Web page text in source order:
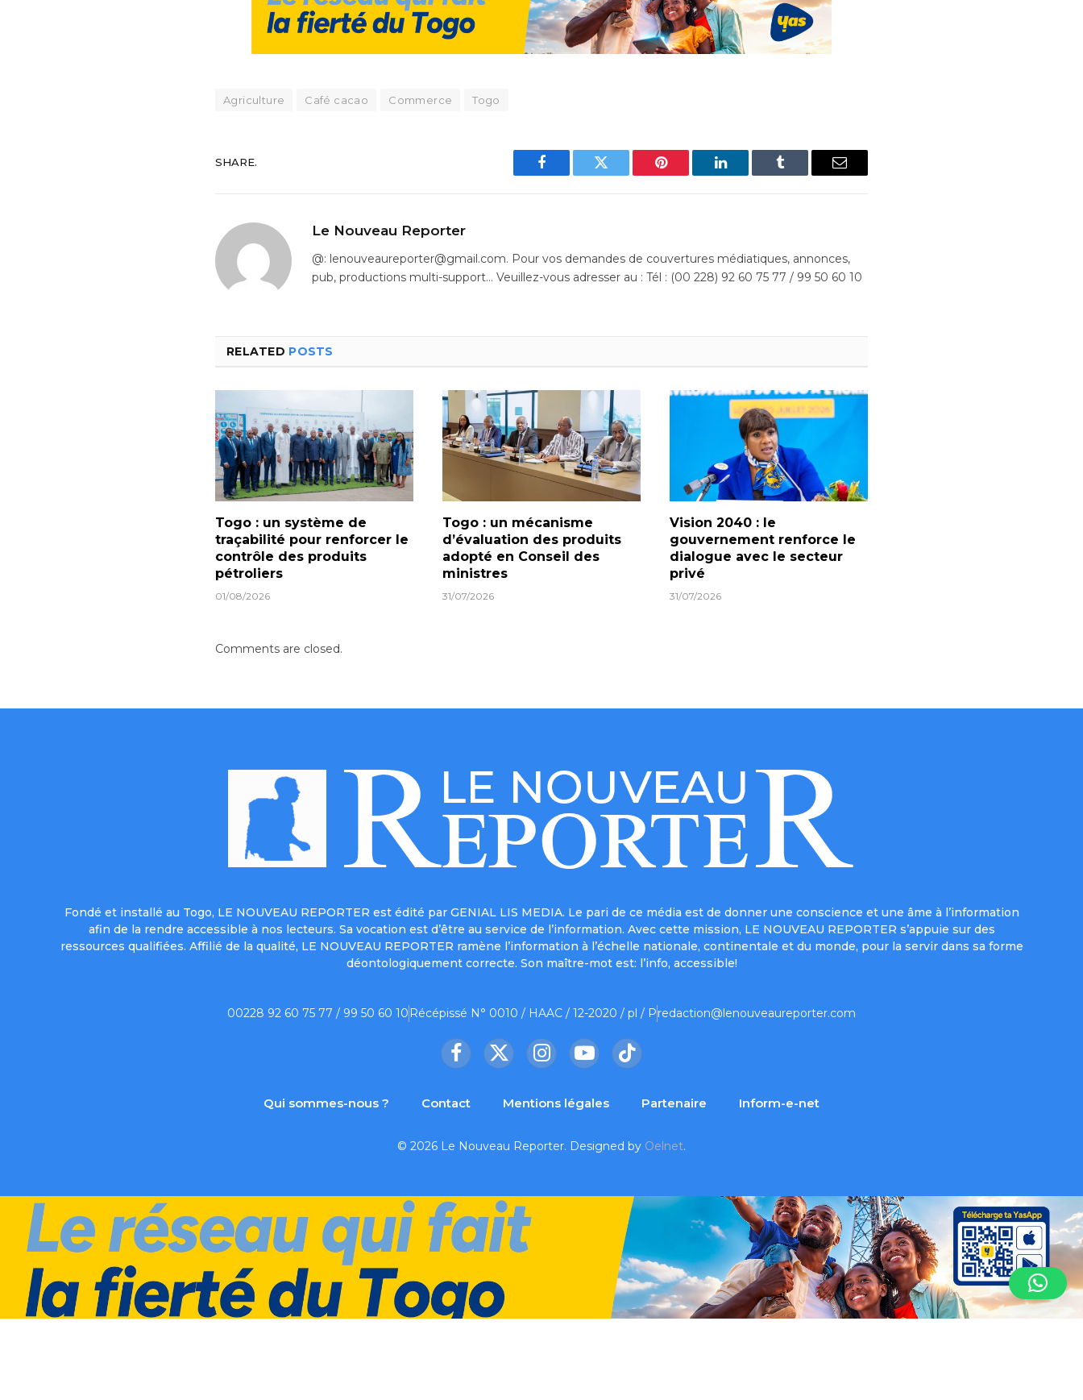
Agriculture Café cacao Commerce Togo
SHARE.
Facebook Twitter Pinterest LinkedIn Tumblr Email
Le Nouveau Reporter
@: lenouveaureporter@gmail.com. Pour vos demandes de couvertures médiatiques, annonces,
pub, productions multi-support… Veuillez-vous adresser au : Tél : (00 228) 92 60 75 77 / 99 50 60 10
RELATED POSTS
Togo : un système de
traçabilité pour renforcer le
contrôle des produits
pétroliers
01/08/2026
Togo : un mécanisme
d’évaluation des produits
adopté en Conseil des
ministres
31/07/2026
Vision 2040 : le
gouvernement renforce le
dialogue avec le secteur
privé
31/07/2026
Comments are closed.
Fondé et installé au Togo, LE NOUVEAU REPORTER est édité par GENIAL LIS MEDIA. Le pari de ce média est de donner une conscience et une âme à l’information
afin de la rendre accessible à nos lecteurs. Sa vocation est d’être au service de l’information. Avec cette mission, LE NOUVEAU REPORTER s’appuie sur des
ressources qualifiées. Affilié de la qualité, LE NOUVEAU REPORTER ramène l’information à l’échelle nationale, continentale et du monde, pour la servir dans sa forme
déontologiquement correcte. Son maître-mot est: l’info, accessible!
00228 92 60 75 77 / 99 50 60 10 Récépissé N° 0010 / HAAC / 12-2020 / pl / Predaction@lenouveaureporter.com
Facebook
X
InstagramYouTubeTikTok
Qui sommes-nous ? Contact Mentions légales Partenaire Inform-e-net
© 2026 Le Nouveau Reporter. Designed by Oelnet.